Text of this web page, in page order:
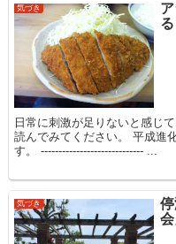
気づき
日常に刺激が足りないと感じ
読んでみてください。 平成進
す。 ----------------------------- ...
気づき
会